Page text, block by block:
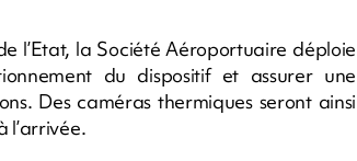
l’Etat, la Société Aéroportuaire déploie
du dispositif et assurer une
Des caméras thermiques seront ainsi
l’arrivée.